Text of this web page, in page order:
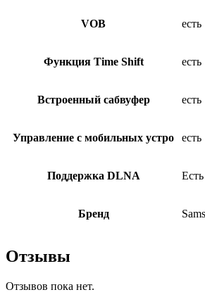
VOB есть
Функция Time Shift есть
Встроенный сабвуфер есть
Управление с мобильных устро есть
Поддержка DLNA Есть
Бренд
Отзывы
Отзывов пока нет.